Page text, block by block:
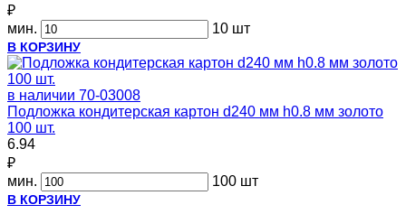
₽
мин.
10 шт
В КОРЗИНУ
в наличии 70-03008
Подложка кондитерская картон d240 мм h0.8 мм золото
100 шт.
6.94
₽
мин.
100 шт
В КОРЗИНУ